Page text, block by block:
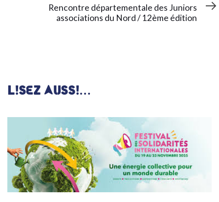
Rencontre départementale des Juniors
associations du Nord / 12ème édition
LISEZ AUSSI…